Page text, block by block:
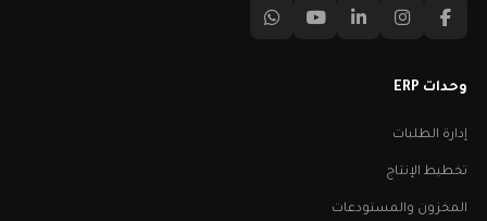
وحدات ERP
إدارة الطلبات
تخطيط الإنتاج
المخزون والمستودعات